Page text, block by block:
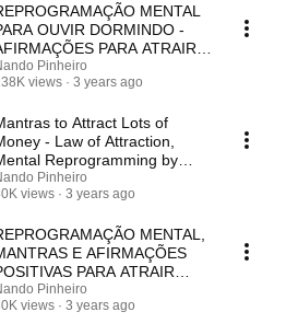
MENTAL
OUVIR DORMINDO -
PARA ATRAIR
PROSPERIDADE E
Pinheiro
views
3 years ago
to Attract Lots of
- Law of Attraction,
Reprogramming by
Pinheiro
Pinheiro
views
3 years ago
MENTAL,
E AFIRMAÇÕES
PARA ATRAIR
E PROSPERIDADE
Pinheiro
views
3 years ago